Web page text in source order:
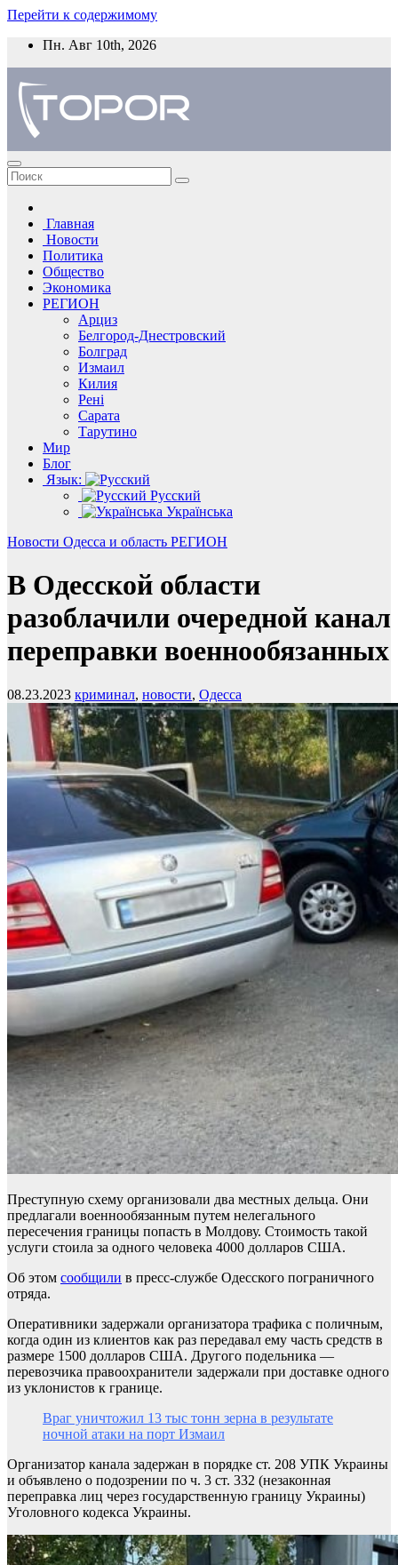
Перейти к содержимому
Пн. Авг 10th, 2026
Главная
Новости
Политика
Общество
Экономика
РЕГИОН
Арциз
Белгород-Днестровский
Болград
Измаил
Килия
Рені
Сарата
Тарутино
Мир
Блог
Язык:
Русский
Українська
Новости Одесса и область РЕГИОН
В Одесской области
разоблачили очередной канал
переправки военнообязанных
08.23.2023 криминал, новости, Одесса
Преступную схему организовали два местных дельца. Они
предлагали военнообязанным путем нелегального
пересечения границы попасть в Молдову. Стоимость такой
услуги стоила за одного человека 4000 долларов США.
Об этом сообщили в пресс-службе Одесского пограничного
отряда.
Оперативники задержали организатора трафика с поличным,
когда один из клиентов как раз передавал ему часть средств в
размере 1500 долларов США. Другого подельника —
перевозчика правоохранители задержали при доставке одного
из уклонистов к границе.
Враг уничтожил 13 тыс тонн зерна в результате
ночной атаки на порт Измаил
Организатор канала задержан в порядке ст. 208 УПК Украины
и объявлено о подозрении по ч. 3 ст. 332 (незаконная
переправка лиц через государственную границу Украины)
Уголовного кодекса Украины.